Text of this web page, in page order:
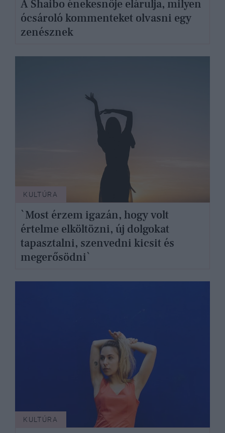
A Shaibo énekesnője elárulja, milyen
ócsároló kommenteket olvasni egy
zenésznek
KULTÚRA
`Most érzem igazán, hogy volt
értelme elköltözni, új dolgokat
tapasztalni, szenvedni kicsit és
megerősödni`
KULTÚRA